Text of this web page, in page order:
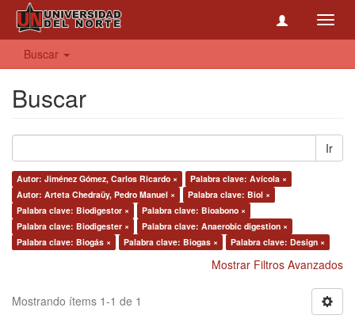
Buscar
Buscar
Ir
Autor: Jiménez Gómez, Carlos Ricardo ×
Palabra clave: Avícola ×
Autor: Arteta Chedraüy, Pedro Manuel ×
Palabra clave: Biol ×
Palabra clave: Biodigestor ×
Palabra clave: Bioabono ×
Palabra clave: Biodigester ×
Palabra clave: Anaerobic digestion ×
Palabra clave: Biogás ×
Palabra clave: Biogas × Palabra clave: Design ×
Mostrar Filtros Avanzados
Mostrando ítems 1-1 de 1